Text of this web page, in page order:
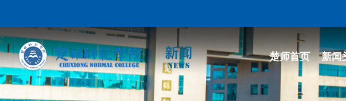
楚师首页 新闻